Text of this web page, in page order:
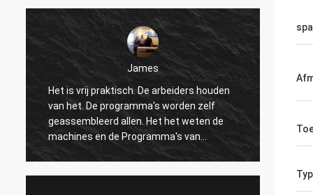
James
Het is vrij praktisch. De arbeiders houden
van het. De programma's worden zelf
geassembleerd allen. Het het weten de
machines en de Programma's van
numerieke controle kunnen tot het dans
de